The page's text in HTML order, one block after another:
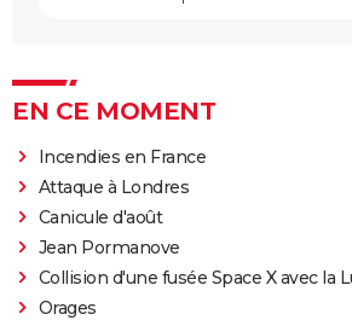
EN CE MOMENT
Incendies en France
Attaque à Londres
Canicule d'août
Jean Pormanove
Collision d'une fusée Space X avec la
Orages